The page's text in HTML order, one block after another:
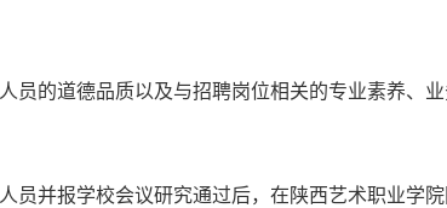
员的道德品质以及与招聘岗位相关的专业素养、
员并报学校会议研究通过后，在陕西艺术职业学